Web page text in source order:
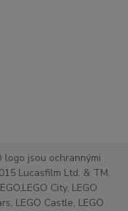
logo jsou ochrannými
Lucasfilm Ltd. & TM.
City, LEGO
LEGO Castle, LEGO